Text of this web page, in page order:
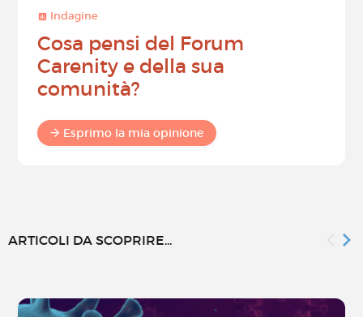
Indagine
Cosa pensi del Forum
Carenity e della sua
comunità?
Esprimo la mia opinione
ARTICOLI DA SCOPRIRE...